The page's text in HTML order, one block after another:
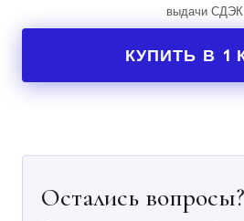
выдачи СДЭК
КУПИТЬ В 1
Остались вопросы?